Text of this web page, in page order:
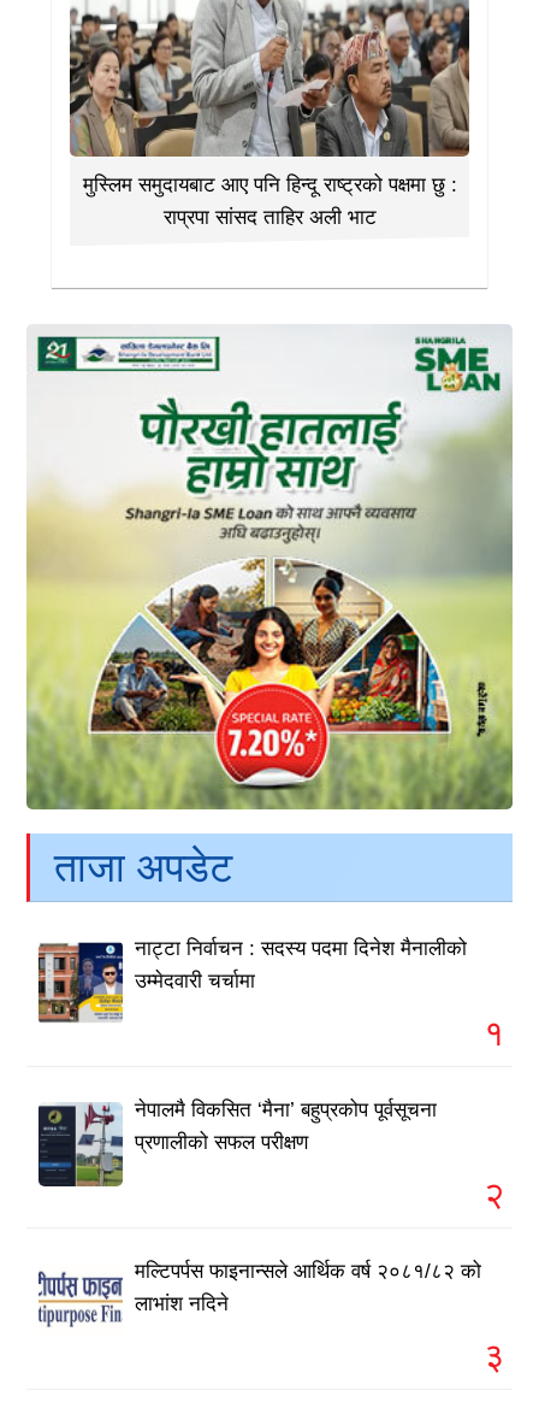
मुस्लिम समुदायबाट आए पनि हिन्दू राष्ट्रको पक्षमा छु :
राप्रपा सांसद ताहिर अली भाट
ताजा अपडेट
नाट्टा निर्वाचन : सदस्य पदमा दिनेश मैनालीको
उम्मेदवारी चर्चामा
१
नेपालमै विकसित ‘मैना’ बहुप्रकोप पूर्वसूचना
प्रणालीको सफल परीक्षण
२
मल्टिपर्पस फाइनान्सले आर्थिक वर्ष २०८१/८२ को
लाभांश नदिने
३